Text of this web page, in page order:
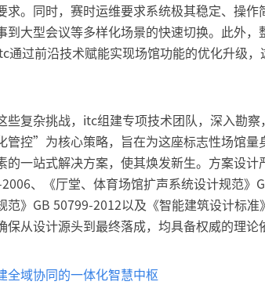
求。同时，赛时运维要求系统极其稳定、操
到大型会议等多样化场景的快速切换。此外
通过前沿技术赋能实现场馆功能的优化升级
些复杂挑战，itc组建专项技术团队，深入勘
管控”为核心策略，旨在为这座标志性场馆量
一站式解决方案，使其焕发新生。方案设计
、《厅堂、体育场馆扩声系统设计规范
范》GB 50799-2012以及《智能建筑设计标
保从设计源头到最终落成，均具备权威的理论
全域协同的一体化智慧中枢